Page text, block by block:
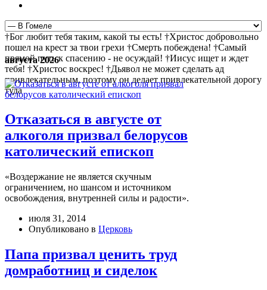
†Бог любит тебя таким, какой ты есть! †Христос добровольно
пошел на крест за твои грехи †Смерть побеждена! †Самый
прямой путь к спасению - не осуждай! †Иисус ищет и ждет
тебя! †Христос воскрес! †Дьявол не может сделать ад
привлекательным, поэтому он делает привлекательной дорогу
туда
августа 2026
Отказаться в августе от
алкоголя призвал белорусов
католический епископ
«Воздержание не является скучным
ограничением, но шансом и источником
освобождения, внутренней силы и радости».
июля 31, 2014
Опубликовано в Церковь
Папа призвал ценить труд
домработниц и сиделок